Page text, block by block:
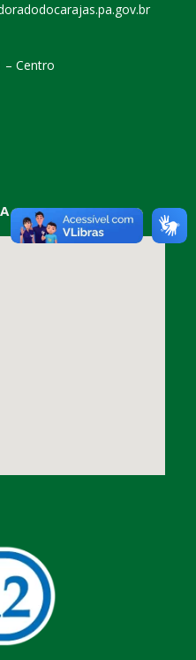
– Centro